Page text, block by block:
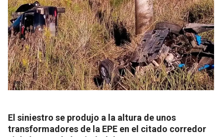
El siniestro se produjo a la altura de unos
transformadores de la EPE en el citado corredor